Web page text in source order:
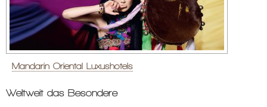
Mandarin Oriental Luxushotels
Weltweit das Besondere